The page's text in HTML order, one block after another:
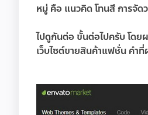
หมู่ คือ แนวคิด โทนสี การจัด
ไปดูกันต่อ ขั้นต่อไปครับ โดย
เว็บไซต์ขายสินค้าแฟชั่น คำที่